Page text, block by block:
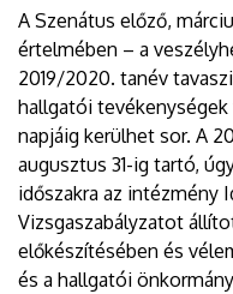
A Szenátus előző,
értelmében – a
2019/2020. tanév
hallgatói tevékenységek
napjáig kerülhet sor. A
augusztus 31-ig tartó,
időszakra az intézmény
Vizsgaszabályzatot
előkészítésében és
és a hallgatói